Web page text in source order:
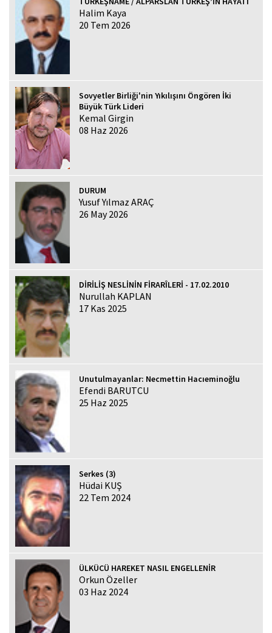
Halim Kaya
20 Tem 2026
Sovyetler Birliği'nin Yıkılışını Öngören İki
Büyük Türk Lideri
Kemal Girgin
08 Haz 2026
DURUM
Yusuf Yılmaz ARAÇ
26 May 2026
DİRİLİŞ NESLİNİN FİRARÎLERİ - 17.02.2010
Nurullah KAPLAN
17 Kas 2025
Unutulmayanlar: Necmettin Hacıeminoğlu
Efendi BARUTCU
25 Haz 2025
Serkes (3)
Hüdai KUŞ
22 Tem 2024
ÜLKÜCÜ HAREKET NASIL ENGELLENİR
Orkun Özeller
03 Haz 2024